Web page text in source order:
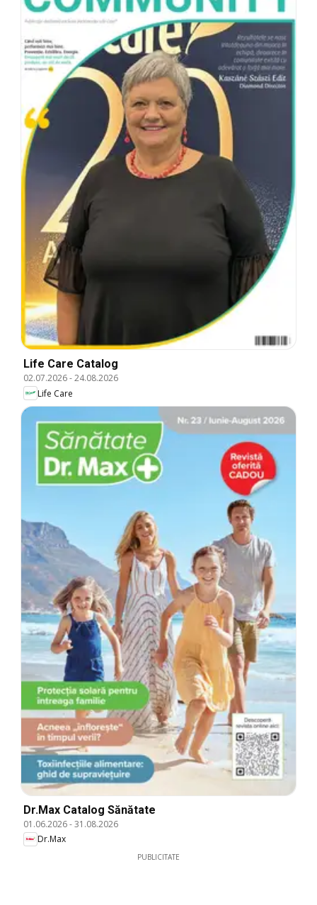
Life Care Catalog
02.07.2026-24.08.2026
Life Care
Dr.Max Catalog Sănătate
01.06.2026-31.08.2026
Dr.Max
PUBLICITATE